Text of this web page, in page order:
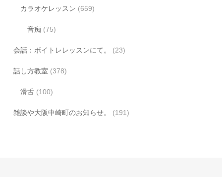
カラオケレッスン (659)
音痴 (75)
会話：ボイトレレッスンにて。 (23)
話し方教室 (378)
滑舌 (100)
雑談や大阪中崎町のお知らせ。 (191)